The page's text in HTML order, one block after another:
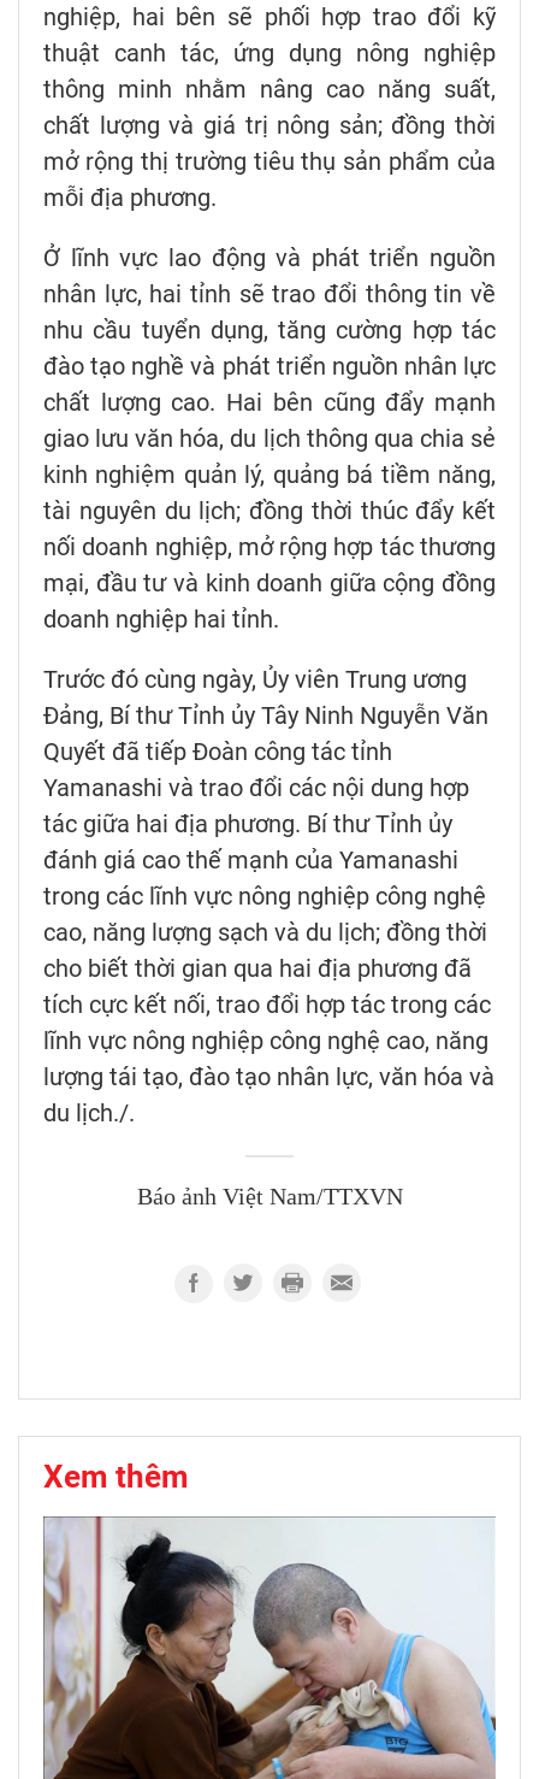
nghiệp, hai bên sẽ phối hợp trao đổi kỹ
thuật canh tác, ứng dụng nông nghiệp
thông minh nhằm nâng cao năng suất,
chất lượng và giá trị nông sản; đồng thời
mở rộng thị trường tiêu thụ sản phẩm của
mỗi địa phương.
Ở lĩnh vực lao động và phát triển nguồn
nhân lực, hai tỉnh sẽ trao đổi thông tin về
nhu cầu tuyển dụng, tăng cường hợp tác
đào tạo nghề và phát triển nguồn nhân lực
chất lượng cao. Hai bên cũng đẩy mạnh
giao lưu văn hóa, du lịch thông qua chia sẻ
kinh nghiệm quản lý, quảng bá tiềm năng,
tài nguyên du lịch; đồng thời thúc đẩy kết
nối doanh nghiệp, mở rộng hợp tác thương
mại, đầu tư và kinh doanh giữa cộng đồng
doanh nghiệp hai tỉnh.
Trước đó cùng ngày, Ủy viên Trung ương
Đảng, Bí thư Tỉnh ủy Tây Ninh Nguyễn Văn
Quyết đã tiếp Đoàn công tác tỉnh
Yamanashi và trao đổi các nội dung hợp
tác giữa hai địa phương. Bí thư Tỉnh ủy
đánh giá cao thế mạnh của Yamanashi
trong các lĩnh vực nông nghiệp công nghệ
cao, năng lượng sạch và du lịch; đồng thời
cho biết thời gian qua hai địa phương đã
tích cực kết nối, trao đổi hợp tác trong các
lĩnh vực nông nghiệp công nghệ cao, năng
lượng tái tạo, đào tạo nhân lực, văn hóa và
du lịch./.
Báo ảnh Việt Nam/TTXVN
Xem thêm